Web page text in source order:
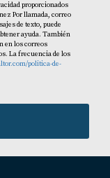
entre 30 a
Recuerda que
inversiones.
proporcionados
Por llamada, correo
de texto, puede
ayuda. También
en los correos
La frecuencia de los
politica-de-